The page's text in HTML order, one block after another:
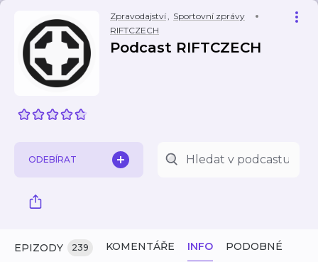
Zpravodajství, Sportovní zprávy
RIFTCZECH
Podcast RIFTCZECH
ODEBÍRAT
EPIZODY 239 KOMENTÁŘE INFO PODOBNÉ